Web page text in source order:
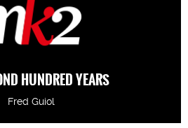
HUNDRED YEARS
Fred Guiol